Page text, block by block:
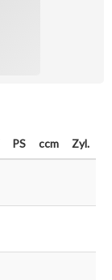
PS ccm Zyl.